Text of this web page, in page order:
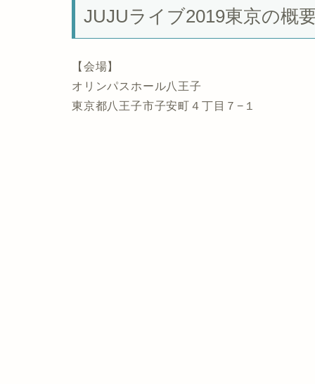
JUJUライブ2019東京の概
【会場】
オリンパスホール八王子
東京都八王子市子安町４丁目７−１